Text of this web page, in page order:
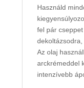
Használd
fel pár
Az olaj
arckrémeddel
intenzívebb